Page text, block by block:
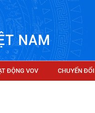
NAM
ĐỘNG VOV CHUYỂN